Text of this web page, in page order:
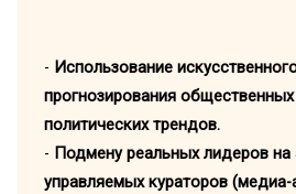
- Использование
прогнозирования
политических трендов.
- Подмену реальных лидеров на
управляемых кураторов (медиа-